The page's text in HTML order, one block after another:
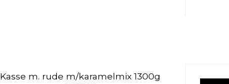
Kasse m. rude m/karamelmix 1300g